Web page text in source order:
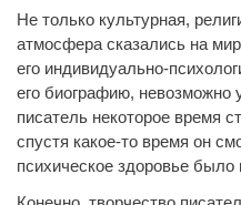
Не только культурная,
атмосфера сказались на
его индивидуально-
его биографию, невозможно
писатель некоторое время
спустя какое-то время он
психическое здоровье было